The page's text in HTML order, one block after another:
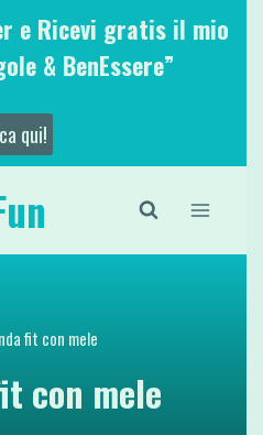
e Ricevi gratis il mio
& BenEssere”
qui!
fit con mele
con mele